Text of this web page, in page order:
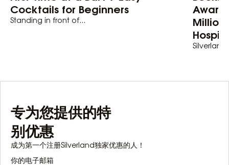
Cocktails for Beginners
Standing in front of...
Silverland
专为您提供的特
别优惠
成为第一个注册Silverland独家优惠的人！